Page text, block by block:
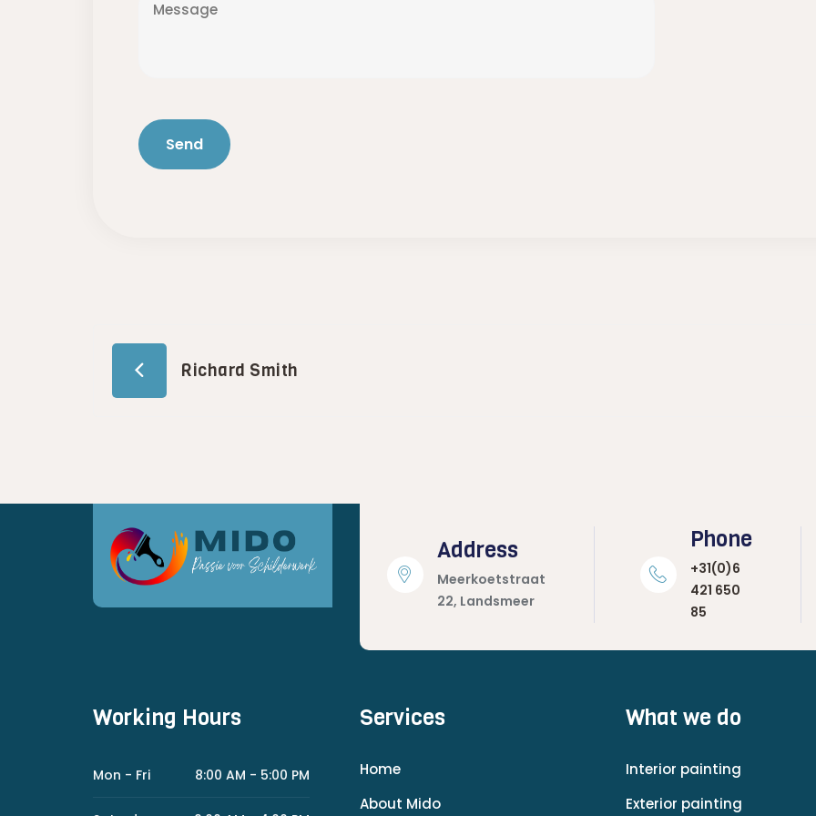
Richard Smith
Address
Meerkoetstraat
22, Landsmeer
Phone
+31(0)6
421 650
85
Working Hours
Mon - Fri 8:00 AM - 5:00 PM
Services
Home
About Mido
What we do
Interior painting
Exterior painting